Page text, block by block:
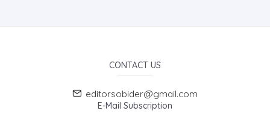
CONTACT US
editorsobider@gmail.com
E-Mail Subscription